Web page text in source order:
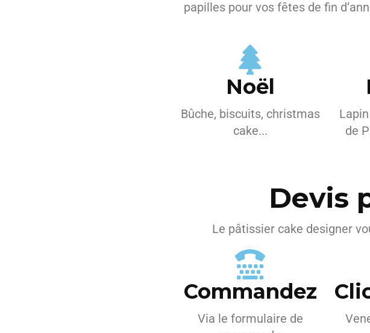
papilles pour vos fêtes de fin
Noël
Bûche, biscuits, christmas
cake...
de
Devis
Le pâtissier cake designer
Commandez
Via le formulaire de